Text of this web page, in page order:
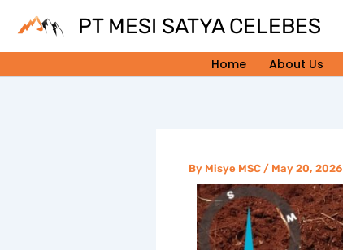
content
PT MESI SATYA CELEBES
Home About Us
By Misye MSC / May 20, 2026